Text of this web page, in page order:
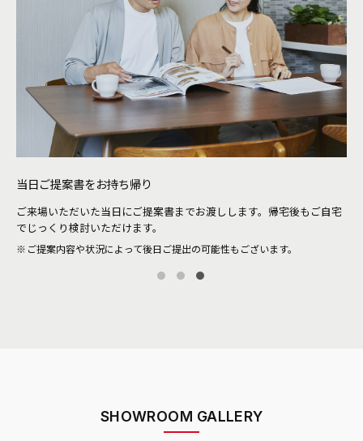
当日ご提案書をお持ち帰り
ご来場いただいた当日にご提案書までお渡しします。帰宅後もご自宅
でじっくり検討いただけます。
ご提案内容や状況によって後日ご提出の可能性もございます。
SHOWROOM GALLERY